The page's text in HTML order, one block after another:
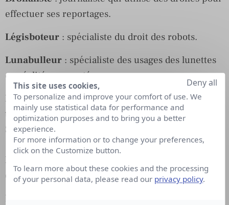
effectuer ses reportages.
Légisboteur : spécialiste du droit des robots.
Lunabulleur : spécialiste des usages des lunettes
en réalité augmentée.
Nomophobeur: praticien spécialisé dans le
traitement de la peur d’être séparé de son
Smartphone ou de tout outil connecté.
Numéropathe
dommages issus de l’abus du numérique.
Percolacteur
This site uses cookies,
To personalize and improve your comfort of use. We
mainly use statistical data for performance and
optimization purposes and to bring you a better
experience.
For more information or to change your preferences,
click on the Customize button.
To learn more about these cookies and the processing
of your personal data, please read our privacy policy.
Deny all